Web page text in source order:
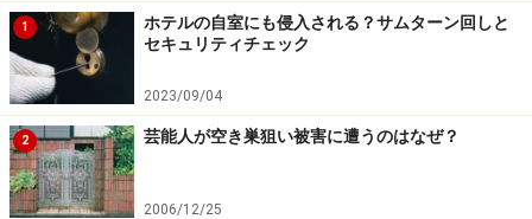
ということは、ドア下に、厚みのある新聞を差し入れる
だけの隙間があるということになります。サムターン回
しは、言ってみれば、針金を人の手に見立ててドア下か
ら差し込んで伸ばして、サムターンを回しドアを開け
て、室内に忍び込むという手口ですから、ドア下の隙間
には要注意です。
1
ホテルの自室にも侵入される？サムターン回しと
セキュリティチェック
2023/09/04
2 芸能人が空き巣狙い被害に遭うのはなぜ？
2006/12/25